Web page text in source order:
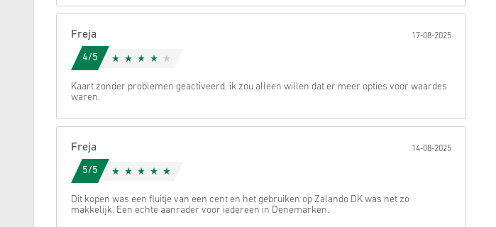
Freja 17-08-2025
4/5
Kaart zonder problemen geactiveerd, ik zou alleen willen dat er meer opties voor waardes
waren.
Freja 14-08-2025
5/5
Dit kopen was een fluitje van een cent en het gebruiken op Zalando DK was net zo
makkelijk. Een echte aanrader voor iedereen in Denemarken.